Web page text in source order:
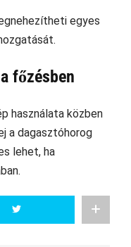
egyes
főzésben
használata közben
a dagasztóhorog
lehet, ha